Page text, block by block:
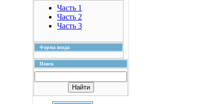
Часть 1
Часть 2
Часть 3
Форма входа
Поиск